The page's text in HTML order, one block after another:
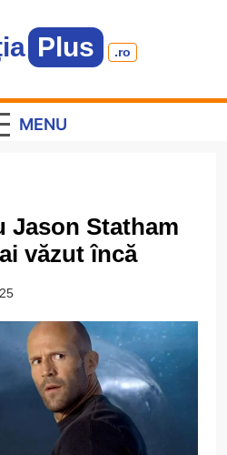
Plus .ro
MENU
Jason Statham
văzut încă